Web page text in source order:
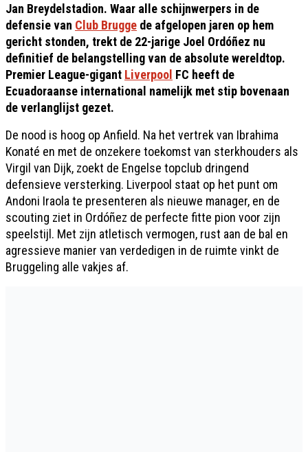
Jan Breydelstadion. Waar alle schijnwerpers in de
defensie van Club Brugge de afgelopen jaren op hem
gericht stonden, trekt de 22-jarige Joel Ordóñez nu
definitief de belangstelling van de absolute wereldtop.
Premier League-gigant Liverpool FC heeft de
Ecuadoraanse international namelijk met stip bovenaan
de verlanglijst gezet.
De nood is hoog op Anfield. Na het vertrek van Ibrahima
Konaté en met de onzekere toekomst van sterkhouders als
Virgil van Dijk, zoekt de Engelse topclub dringend
defensieve versterking. Liverpool staat op het punt om
Andoni Iraola te presenteren als nieuwe manager, en de
scouting ziet in Ordóñez de perfecte fitte pion voor zijn
speelstijl. Met zijn atletisch vermogen, rust aan de bal en
agressieve manier van verdedigen in de ruimte vinkt de
Bruggeling alle vakjes af.